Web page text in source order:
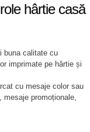
hârtie casă
buna calitate cu
imprimate pe hârtie și
cu mesaje color sau
promoționale,